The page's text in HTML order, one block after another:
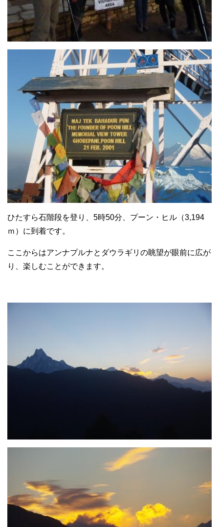
ひたすら石階段を登り、5時50分、プーン・ヒル（3,194
ｍ）に到着です。
ここからはアンナプルナとダウラギリの眺望が眼前に広が
り、楽しむことができます。